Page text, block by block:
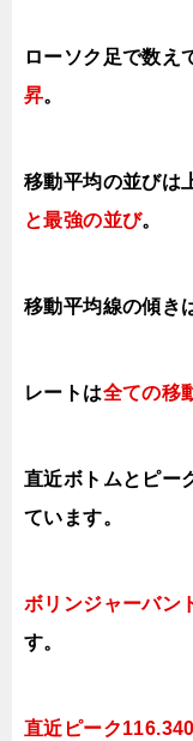
ローソク足で数え
昇。
移動平均の並びは
と最強の並び。
移動平均線の傾き
レートは全ての移
直近ボトムとピー
ています。
ボリンジャーバン
す。
直近ピーク